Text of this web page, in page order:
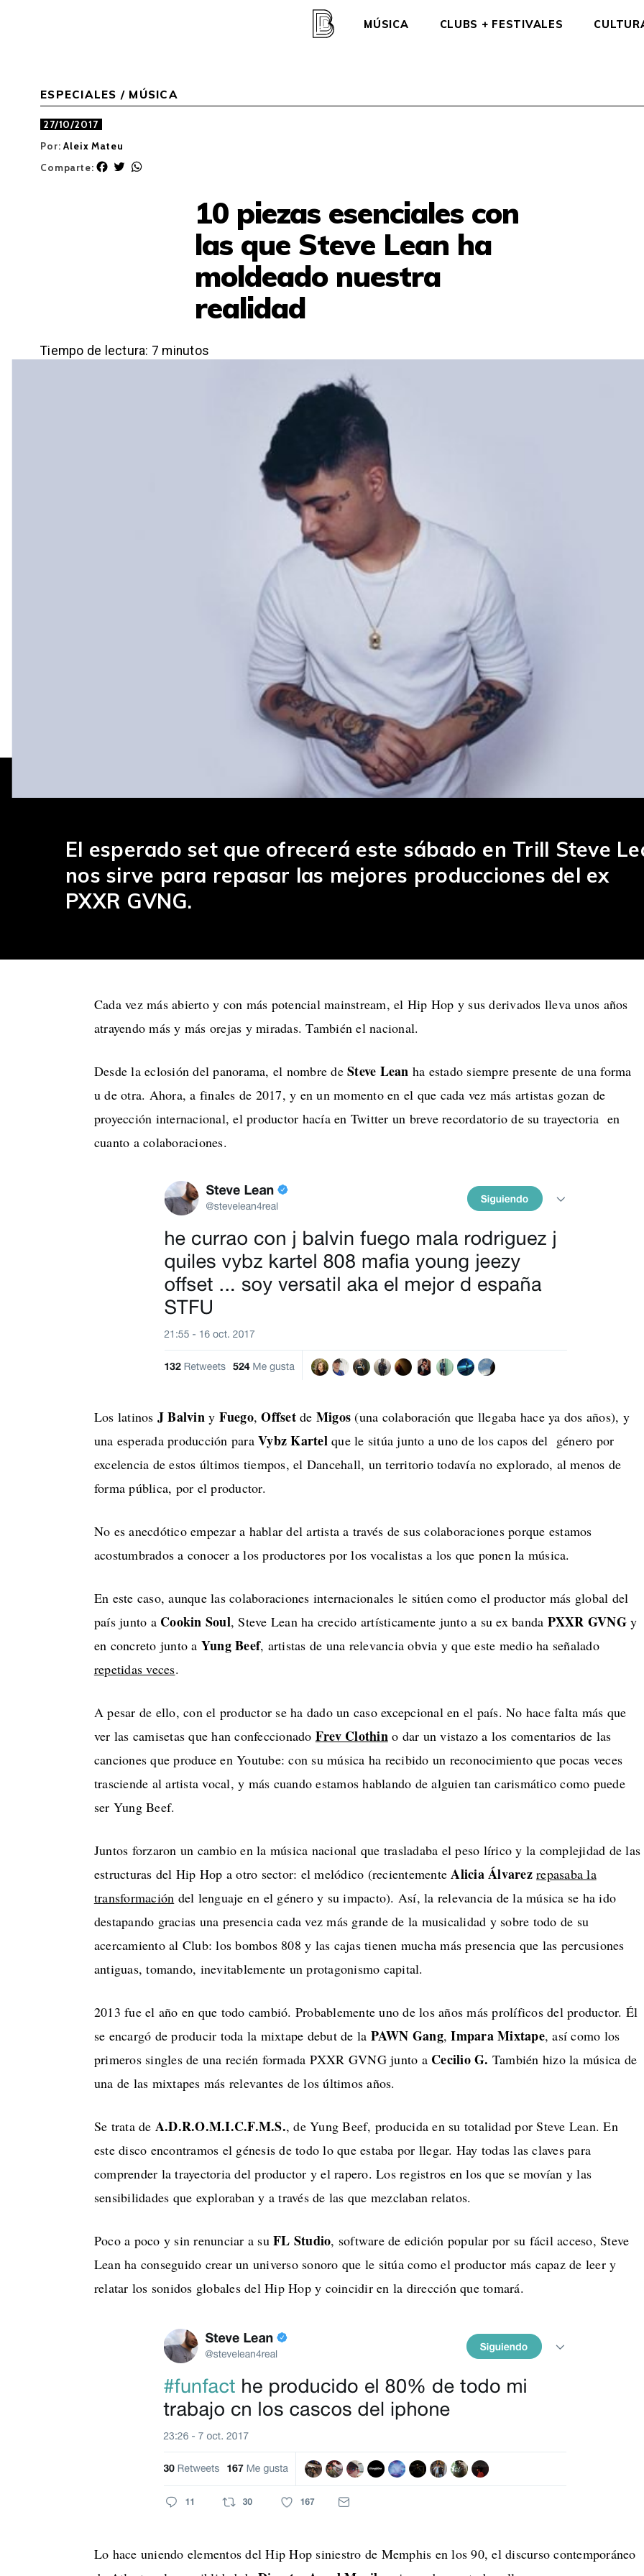
MÚSICA CLUBS + FESTIVALES
ESPECIALES / MÚSICA
27/10/2017
Por:Aleix Mateu
Comparte:
F
T
10 piezas esenciales con
las que Steve Lean ha
moldeado nuestra
realidad
Tiempo de lectura: 7 minutos
El esperado set que ofrecerá este sábado en Trill Steve
nos sirve para repasar las mejores producciones del ex
PXXR GVNG.
Cada vez más abierto y con más potencial mainstream, el Hip Hop y sus derivados lleva unos años
atrayendo más y más orejas y miradas. También el nacional.
Desde la eclosión del panorama, el nombre de Steve Lean ha estado siempre presente de una forma
u de otra. Ahora, a finales de 2017, y en un momento en el que cada vez más artistas gozan de
proyección internacional, el productor hacía en Twitter un breve recordatorio de su trayectoria en
cuanto a colaboraciones.
Los latinos J Balviny Fuego,Offsetde Migos (una colaboración que llegaba hace ya dos años), y
una esperada producción paraVybz Kartelque le sitúa junto a uno de los capos del género por
excelencia de estos últimos tiempos, el Dancehall, un territorio todavía no explorado, al menos de
forma pública, por el productor.
No es anecdótico empezar a hablar del artista a través de sus colaboraciones porque estamos
acostumbrados a conocer a los productores por los vocalistas a los que ponen la música.
En este caso, aunque las colaboraciones internacionales le sitúen como el productor más global del
país junto a Cookin Soul, Steve Lean ha crecido artísticamente junto a su ex banda PXXR GVNGy
en concreto junto a Yung Beef, artistas de una relevancia obvia y que este medio ha señalado
repetidas veces.
A pesar de ello, con el productor se ha dado un caso excepcional en el país. No hace falta más que
ver las camisetas que han confeccionado Frev Clothin o dar un vistazo a los comentarios de las
canciones que produce en Youtube: con su música ha recibido un reconocimiento que pocas veces
trasciende al artista vocal, y más cuando estamos hablando de alguien tan carismático como puede
ser Yung Beef.
Juntos forzaron un cambio en la música nacional que trasladaba el peso lírico y la complejidad de las
estructuras del Hip Hop a otro sector: el melódico (recientementeAlicia Álvarez repasaba la
transformación del lenguaje en el género y su impacto). Así, la relevancia de la música se ha ido
destapando gracias una presencia cada vez más grande de la musicalidad y sobre todo de su
acercamiento al Club: los bombos 808 y las cajas tienen mucha más presencia que las percusiones
antiguas, tomando, inevitablemente un protagonismo capital.
2013 fue el año en que todo cambió. Probablemente uno de los años más prolíficos del productor. Él
se encargó de producir toda la mixtape debut de la PAWN Gang,Impara Mixtape, así como los
primeros singles de una recién formada PXXR GVNG junto a Cecilio G. También hizo la música de
una de las mixtapes más relevantes de los últimos años.
Se trata de A.D.R.O.M.I.C.F.M.S., de Yung Beef, producida en su totalidad por Steve Lean. En
este disco encontramos el génesis de todo lo que estaba por llegar. Hay todas las claves para
comprender la trayectoria del productor y el rapero. Los registros en los que se movían y las
sensibilidades que exploraban y a través de las que mezclaban relatos.
Poco a poco y sin renunciar a su FL Studio, software de edición popular por su fácil acceso, Steve
Lean ha conseguido crear un universo sonoro que le sitúa como el productor más capaz de leer y
relatar los sonidos globales del Hip Hop y coincidir en la dirección que tomará.
Lo hace uniendo elementos del Hip Hop siniestro de Memphis en los 90, el discurso contemporáneo